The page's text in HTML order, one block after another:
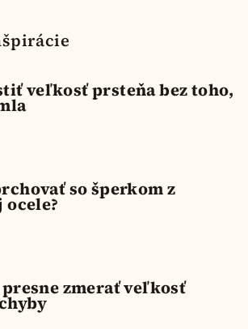
veľkosť prsteňa bez toho,
so šperkom z
zmerať veľkosť